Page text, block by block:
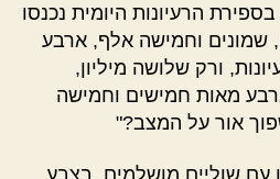
הרעיונות היומית נכנסו
שמונים וחמישה אלף, ארבע
ורק שלושה מיליון,
מאות חמישים וחמישה
אור על המצב?"
עם שוליים מושלמים, בצבע